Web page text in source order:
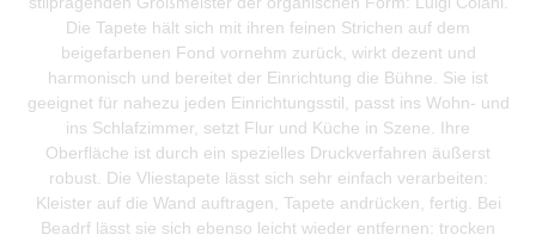
Die Tapete hält sich mit ihren feinen Strichen auf dem
beigefarbenen Fond vornehm zurück, wirkt dezent und
harmonisch und bereitet der Einrichtung die Bühne. Sie ist
geeignet für nahezu jeden Einrichtungsstil, passt ins Wohn- und
ins Schlafzimmer, setzt Flur und Küche in Szene. Ihre
Oberfläche ist durch ein spezielles Druckverfahren äußerst
robust. Die Vliestapete lässt sich sehr einfach verarbeiten:
Kleister auf die Wand auftragen, Tapete andrücken, fertig. Bei
Beadrf lässt sie sich ebenso leicht wieder entfernen: trocken